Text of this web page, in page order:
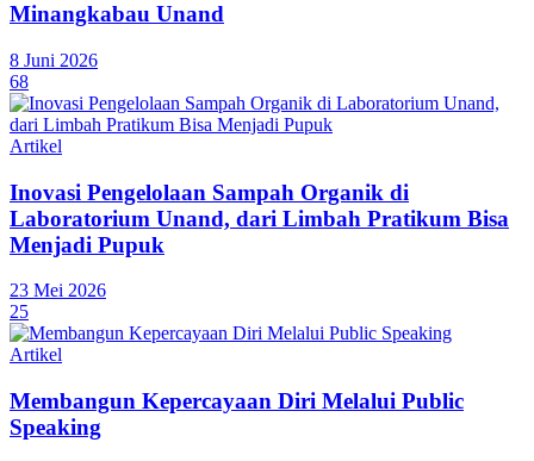
Minangkabau Unand
8 Juni 2026
68
Artikel
Inovasi Pengelolaan Sampah Organik di
Laboratorium Unand, dari Limbah Pratikum Bisa
Menjadi Pupuk
23 Mei 2026
25
Artikel
Membangun Kepercayaan Diri Melalui Public
Speaking